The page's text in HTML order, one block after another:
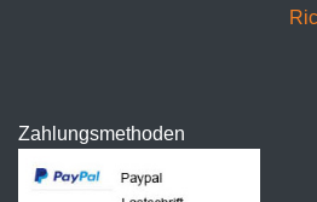
Zahlungsmethoden